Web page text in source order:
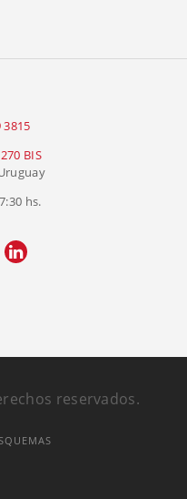
3815
BIS
hs.
reservados.